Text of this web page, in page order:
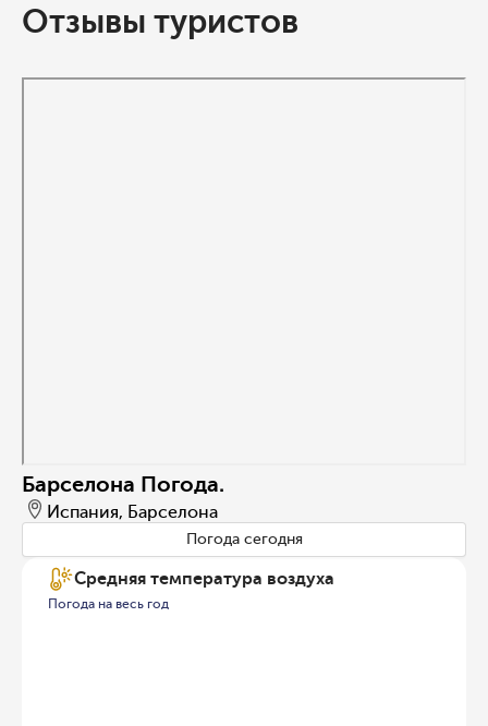
Отзывы туристов
Барселона Погода.
Испания, Барселона
Погода сегодня
Средняя температура воздуха
Погода на весь год